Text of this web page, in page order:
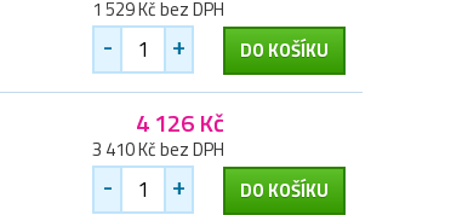
1 529 Kč bez DPH
- + DO KOŠÍKU
4 126 Kč
3 410 Kč bez DPH
- + DO KOŠÍKU